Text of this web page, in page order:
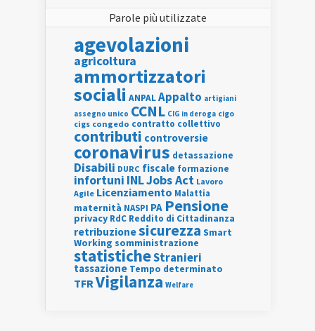
Parole più utilizzate
agevolazioni
agricoltura
ammortizzatori
sociali ANPALAppalto artigiani
assegno unico CCNL CIG in deroga cigo
cigs congedo contratto collettivo
contributi controversie
coronavirus detassazione
Disabili DURC fiscale formazione
infortuni INLJobs Act Lavoro
Agile Licenziamento Malattia
maternità NASPI PA Pensione
privacy RdC Reddito di Cittadinanza
retribuzionesicurezza Smart
Working somministrazione
statisticheStranieri
tassazione Tempo determinato
TFRVigilanza Welfare